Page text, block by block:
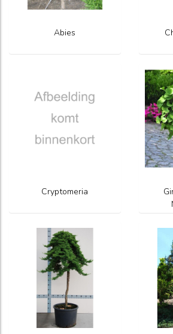
Abies
Cryptomeria